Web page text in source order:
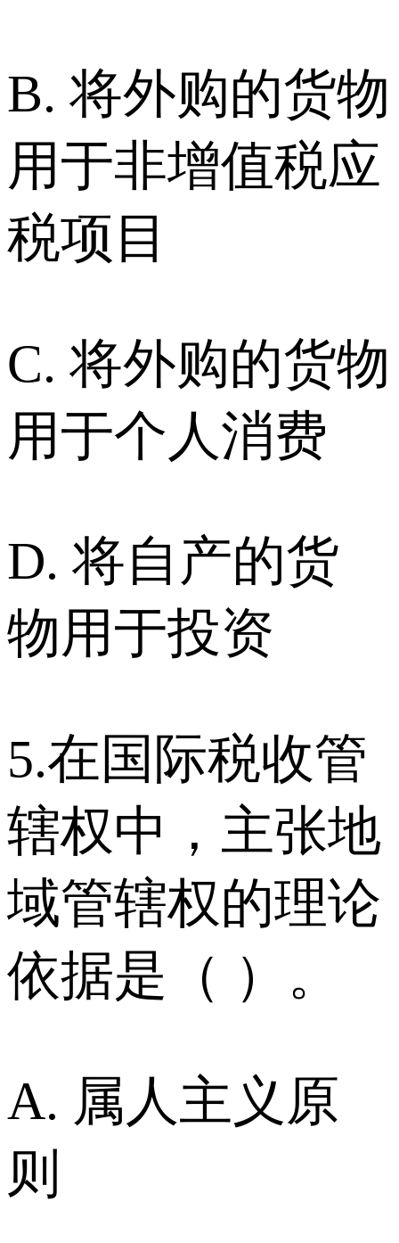
B. 将外购的货物
用于非增值税应
税项目
C. 将外购的货物
用于个人消费
D. 将自产的货
物用于投资
5.在国际税收管
辖权中，主张地
域管辖权的理论
依据是（ ）。
A. 属人主义原
则